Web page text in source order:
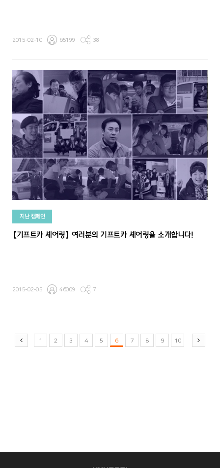
2015-02-10 65199 38
지난 캠페인
【기프트카 셰어링】 여러분의 기프트카 셰어링을 소개합니다!
2015-02-05 46009 7
1 2 3 4 5 6 7 8 9 10